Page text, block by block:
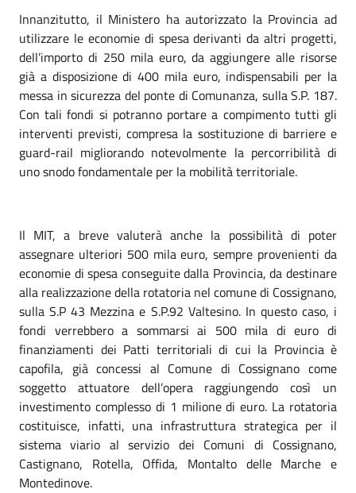
Innanzitutto, il Ministero ha autorizzato la Provincia ad
utilizzare le economie di spesa derivanti da altri progetti,
dell’importo di 250 mila euro, da aggiungere alle risorse
già a disposizione di 400 mila euro, indispensabili per la
messa in sicurezza del ponte di Comunanza, sulla S.P. 187.
Con tali fondi si potranno portare a compimento tutti gli
interventi previsti, compresa la sostituzione di barriere e
guard-rail migliorando notevolmente la percorribilità di
uno snodo fondamentale per la mobilità territoriale.
Il MIT, a breve valuterà anche la possibilità di poter
assegnare ulteriori 500 mila euro, sempre provenienti da
economie di spesa conseguite dalla Provincia, da destinare
alla realizzazione della rotatoria nel comune di Cossignano,
sulla S.P 43 Mezzina e S.P.92 Valtesino. In questo caso, i
fondi verrebbero a sommarsi ai 500 mila di euro di
finanziamenti dei Patti territoriali di cui la Provincia è
capofila, già concessi al Comune di Cossignano come
soggetto attuatore dell’opera raggiungendo così un
investimento complesso di 1 milione di euro. La rotatoria
costituisce, infatti, una infrastruttura strategica per il
sistema viario al servizio dei Comuni di Cossignano,
Castignano, Rotella, Offida, Montalto delle Marche e
Montedinove.